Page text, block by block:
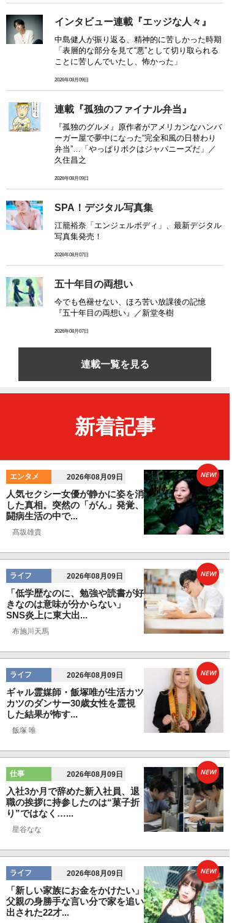
インタビュー連載『エッジな人々』
中島健人が振り返る、精神的に苦しかった時期
「表層的な部分を見て“悪”として切り取られる
ことに苦しんでいたし、怖かった」
2026年08月09日
連載『孤独のファイナル弁当』
『孤独のグルメ』原作者がアメリカンなハンバ
ーガー屋で夢中になった“完全和風の日替わり
弁当”…「やっぱりボクはジャパニーズだ」／
久住昌之
2026年08月09日
SPA！デジタル写真集
江籠裕奈「エンジェルボディ」、最新デジタル
写真集発売！
2026年08月07日
五十年目の両想い
今でも色褪せない、ほろ苦い放課後の記憶
『五十年目の両想い』／新堂冬樹
2026年08月07日
連載一覧を見る
新着記事
エンタメ 2026年08月09日
人気セクシー女優が静かに姿を消
した真相。突然の「がん」発覚、
闘病生活の中で...
髙坂雄貴
NEW!
ライフ 2026年08月09日
「低学歴なのに、勉強や読書が好
きなのは意味が分からない」
SNS炎上に東大出...
布施川天馬
NEW!
ライフ 2026年08月09日
ギャル霊媒師・飯塚唯が生活カツ
カツのダンサー30歳女性を霊視
した結果が怖す...
飯塚 唯
NEW!
仕事 2026年08月09日
入社3か月で辞めた新入社員、退
職の挨拶に持参したのは“菓子折
り”ではなく…...
星谷なな
NEW!
ライフ 2026年08月09日
「新しい家族にお金をかけたい」
父親の身勝手な言い分で家を追い
出された22才...
NEW!